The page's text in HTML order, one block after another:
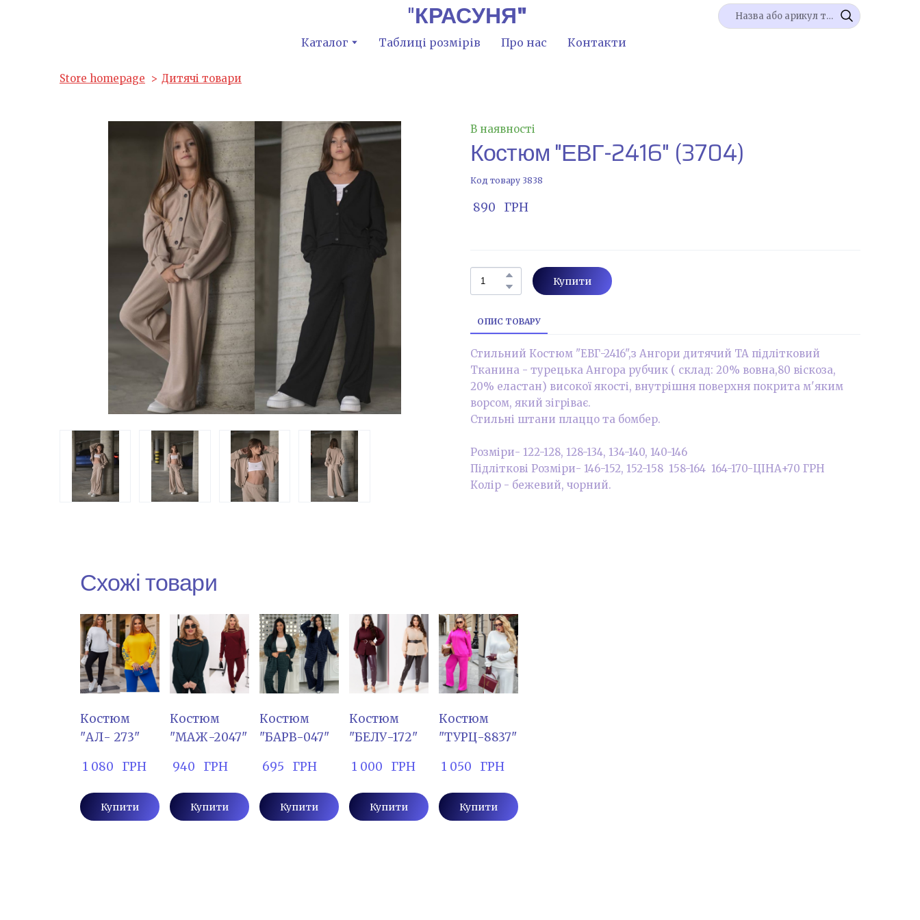
"КРАСУНЯ"
Каталог Таблиці розмірів Про нас Контакти
Store homepage Дитячі товари
В наявності
Костюм "ЕВГ-2416" (3704)
Код товару 3838
890   ГРН
Купити
ОПИС ТОВАРУ
Стильний Костюм "ЕВГ-2416",з Ангори дитячий ТА підлітковий
Тканина - турецька Ангора рубчик ( склад: 20% вовна,80 віскоза,
20% еластан) високої якості, внутрішня поверхня покрита м'яким
ворсом, який зігріває.
Стильні штани плаццо та бомбер.
Розміри- 122-128, 128-134, 134-140, 140-146
Підліткові Розміри- 146-152, 152-158 158-164 164-170-ЦІНА+70 ГРН
Колір - бежевий, чорний.
Схожі товари
Костюм
"АЛ- 273"
1 080   ГРН
Купити
Костюм
"МАЖ-2047"
940   ГРН
Купити
Костюм
"БАРВ-047"
695   ГРН
Купити
Костюм
"БЕЛУ-172"
1 000   ГРН
Купити
Костюм
"ТУРЦ-8837"
1 050   ГРН
Купити